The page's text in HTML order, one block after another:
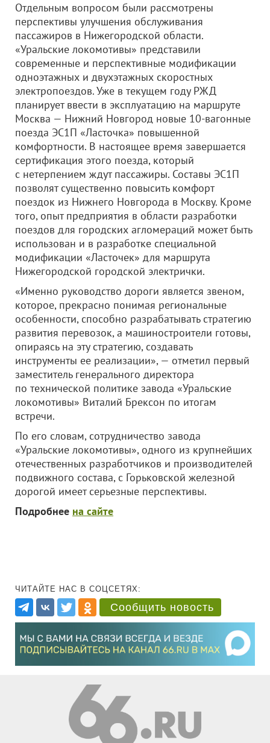
Отдельным вопросом были рассмотрены
перспективы улучшения обслуживания
пассажиров в Нижегородской области.
«Уральские локомотивы» представили
современные и перспективные модификации
одноэтажных и двухэтажных скоростных
электропоездов. Уже в текущем году РЖД
планирует ввести в эксплуатацию на маршруте
Москва — Нижний Новгород новые 10-вагонные
поезда ЭС1П «Ласточка» повышенной
комфортности. В настоящее время завершается
сертификация этого поезда, который
с нетерпением ждут пассажиры. Составы ЭС1П
позволят существенно повысить комфорт
поездок из Нижнего Новгорода в Москву. Кроме
того, опыт предприятия в области разработки
поездов для городских агломераций может быть
использован и в разработке специальной
модификации «Ласточек» для маршрута
Нижегородской городской электрички.
«Именно руководство дороги является звеном,
которое, прекрасно понимая региональные
особенности, способно разрабатывать стратегию
развития перевозок, а машиностроители готовы,
опираясь на эту стратегию, создавать
инструменты ее реализации», — отметил первый
заместитель генерального директора
по технической политике завода «Уральские
локомотивы» Виталий Брексон по итогам
встречи.
По его словам, сотрудничество завода
«Уральские локомотивы», одного из крупнейших
отечественных разработчиков и производителей
подвижного состава, с Горьковской железной
дорогой имеет серьезные перспективы.
Подробнее на сайте
ЧИТАЙТЕ НАС В СОЦСЕТЯХ:
Сообщить новость